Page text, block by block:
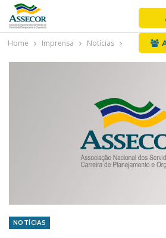
Home Imprensa Notícias
NOTÍCIAS